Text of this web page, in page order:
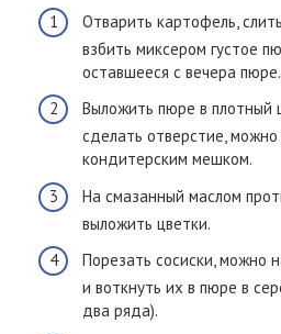
Отварить картофель,
взбить миксером густое
оставшееся с вечера пюре.
Выложить пюре в плотный
сделать отверстие, можно
кондитерским мешком.
На смазанный маслом
выложить цветки.
Порезать сосиски, можно
и воткнуть их в пюре в
два ряда).